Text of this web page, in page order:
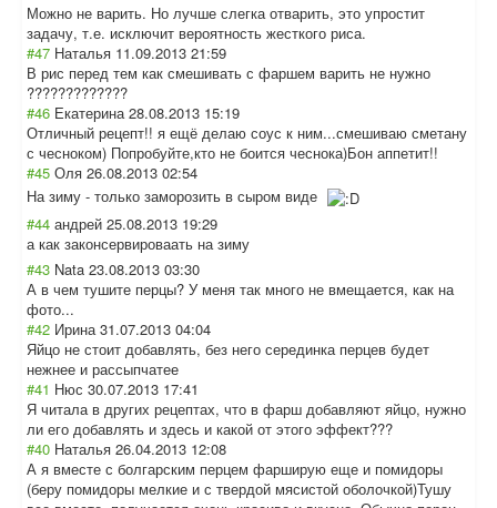
Можно не варить. Но лучше слегка отварить, это упростит
задачу, т.е. исключит вероятность жесткого риса.
#47 Наталья 11.09.2013 21:59
В рис перед тем как смешивать с фаршем варить не нужно
?????????????
#46 Екатерина 28.08.2013 15:19
Отличный рецепт!! я ещё делаю соус к ним...смешиваю сметану
с чесноком) Попробуйте,кто не боится чеснока)Бон аппетит!!
#45 Оля 26.08.2013 02:54
На зиму - только заморозить в сыром виде
#44 андрей 25.08.2013 19:29
а как законсервироваать на зиму
#43 Nata 23.08.2013 03:30
А в чем тушите перцы? У меня так много не вмещается, как на
фото...
#42 Ирина 31.07.2013 04:04
Яйцо не стоит добавлять, без него серединка перцев будет
нежнее и рассыпчатее
#41 Нюс 30.07.2013 17:41
Я читала в других рецептах, что в фарш добавляют яйцо, нужно
ли его добавлять и здесь и какой от этого эффект???
#40 Наталья 26.04.2013 12:08
А я вместе с болгарским перцем фарширую еще и помидоры
(беру помидоры мелкие и с твердой мясистой оболочкой)Тушу